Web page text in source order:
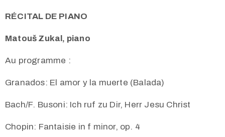
RÉCITAL DE PIANO
Matouš Zukal, piano
Au programme :
Granados: El amor y la muerte (Balada)
Bach/F. Busoni: Ich ruf zu Dir, Herr Jesu Christ
Chopin: Fantaisie in f minor, op. 4